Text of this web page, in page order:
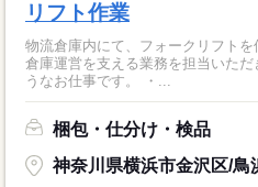
リフト作業
物流倉庫内にて、フォークリフトを
倉庫運営を支える業務を担当いた
うなお仕事です。 ・...
梱包・仕分け・検品
神奈川県横浜市金沢区/鳥